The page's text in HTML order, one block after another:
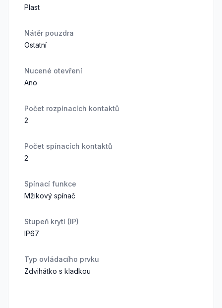
Plast
Nátěr pouzdra
Ostatní
Nucené otevření
Ano
Počet rozpínacích kontaktů
2
Počet spínacích kontaktů
2
Spínací funkce
Mžikový spínač
Stupeň krytí (IP)
IP67
Typ ovládacího prvku
Zdvihátko s kladkou